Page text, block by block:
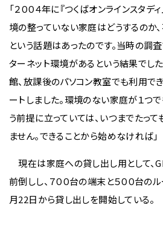
「２００４年に『つくばオンラインスタデ
境の整っていない家庭はどうするのか
という話題はあったのです。当時の調
ターネット環境があるという結果でし
館、放課後のパソコン教室でも利用で
ートしました。環境のない家庭が１つ
う前提に立っていては、いつまでたっ
ません。できることから始めなければ」
現在は家庭への貸し出し用として、
前倒しし、７００台の端末と５００台の
月22日から貸し出しを開始している。